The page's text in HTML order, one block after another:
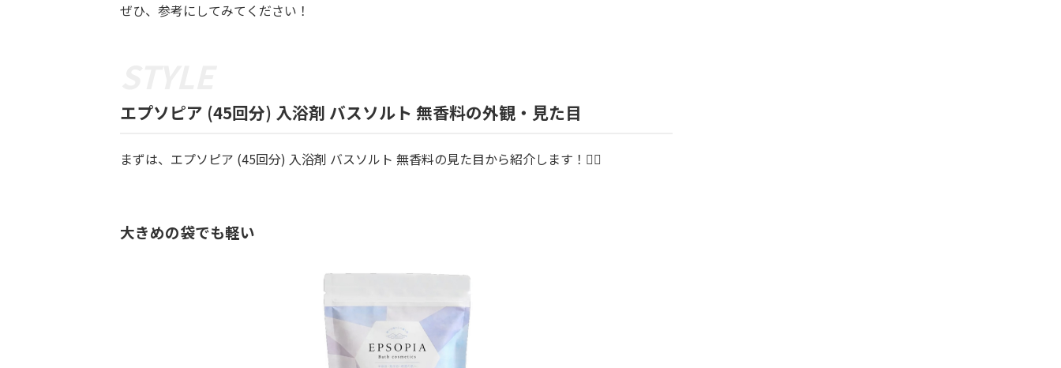
ぜひ、参考にしてみてください！
エプソピア (45回分) 入浴剤 バスソルト 無香料の外観・見た目
まずは、エプソピア (45回分) 入浴剤 バスソルト 無香料の見た目から紹介します！💁‍♀️
大きめの袋でも軽い